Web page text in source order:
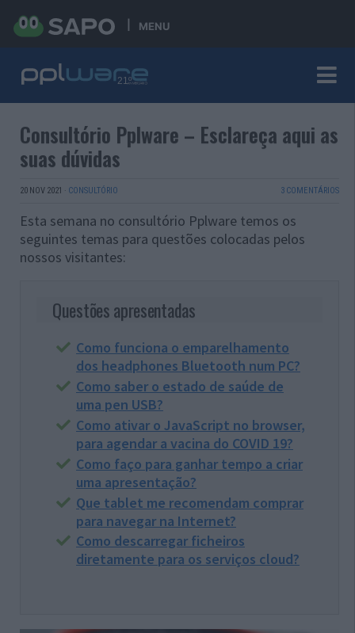
MENU
Consultório Pplware – Esclareça aqui as
suas dúvidas
20 NOV 2021 · CONSULTÓRIO 3 COMENTÁRIOS
Esta semana no consultório Pplware temos os
seguintes temas para questões colocadas pelos
nossos visitantes:
Questões apresentadas
Como funciona o emparelhamento
dos headphones Bluetooth num PC?
Como saber o estado de saúde de
uma pen USB?
Como ativar o JavaScript no browser,
para agendar a vacina do COVID 19?
Como faço para ganhar tempo a criar
uma apresentação?
Que tablet me recomendam comprar
para navegar na Internet?
Como descarregar ficheiros
diretamente para os serviços cloud?